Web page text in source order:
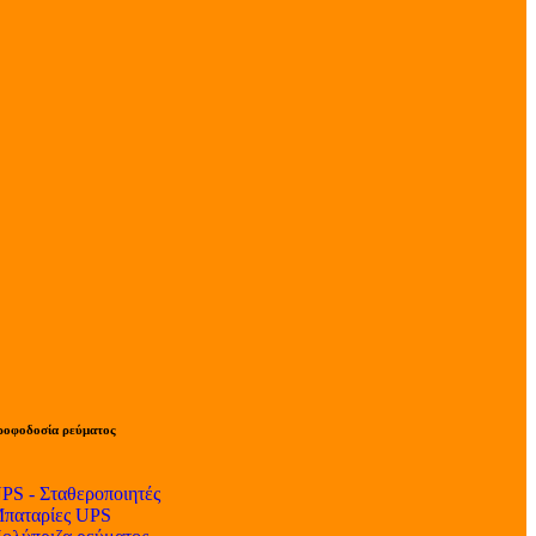
ρεύματος
- Σταθεροποιητές
UPS